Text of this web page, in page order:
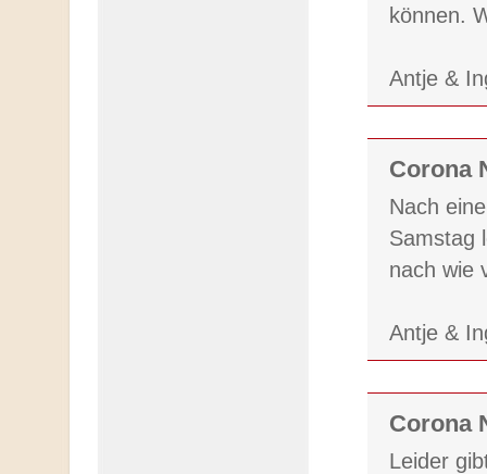
können.
Antje &
Corona
Nach
Samstag
nach wie
Antje &
Corona
Leider